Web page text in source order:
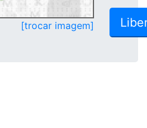
[trocar imagem]